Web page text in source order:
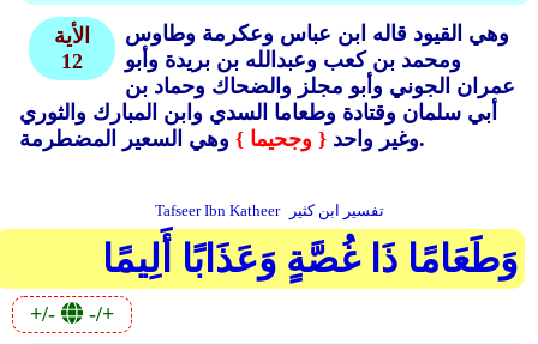
الأية
12
وهي القيود قاله ابن عباس وعكرمة وطاوس
ومحمد بن كعب وعبدالله بن بريدة وأبو
عمران الجوني وأبو مجلز والضحاك وحماد بن
أبي سلمان وقتادة وطعاما السدي وابن المبارك والثوري
وغير واحد { وجحيما } وهي السعير المضطرمة.
Tafseer Ibn Katheer تفسير ابن كثير
وَطَعَامًا ذَا غُصَّةٍ وَعَذَابًا أَلِيمًا
+/- -/+